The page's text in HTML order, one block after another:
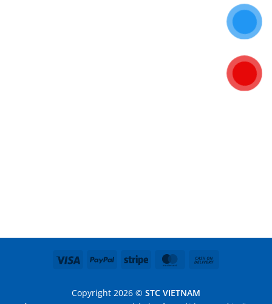
Visa PayPal Stripe MasterCard
Copyright 2026 © STC VIETNAM